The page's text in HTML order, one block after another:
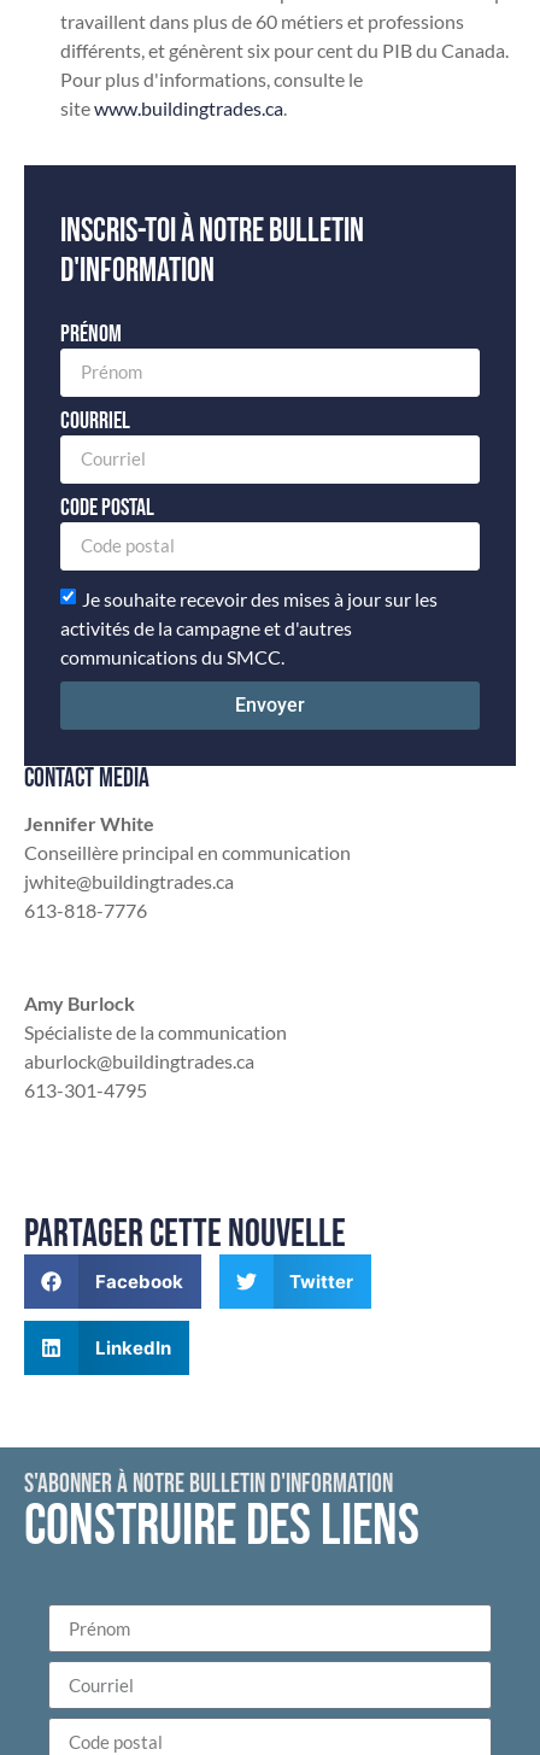
travaillent dans plus de 60 métiers et professions
différents, et génèrent six pour cent du PIB du Canada.
Pour plus d'informations, consulte le
sitewww.buildingtrades.ca.
Inscris-toi à notre bulletin
d'information
Prénom
Courriel
Code postal
Je souhaite recevoir des mises à jour sur les
activités de la campagne et d'autres
communications du SMCC.
Envoyer
CONTACT MÉDIA
Jennifer White
Conseillère principal en communication
jwhite@buildingtrades.ca
613-818-7776
Amy Burlock
Spécialiste de la communication
aburlock@buildingtrades.ca
613-301-4795
PARTAGER CETTE NOUVELLE
Facebook Twitter
LinkedIn
S'ABONNER À NOTRE BULLETIN D'INFORMATION
CONSTRUIRE DES LIENS